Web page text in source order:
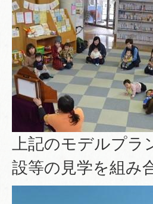
上記のモデルプラ
設等の見学を組み